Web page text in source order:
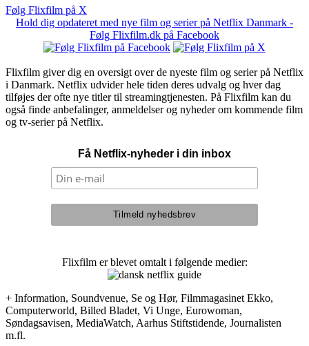
Følg Flixfilm på X
Hold dig opdateret med nye film og serier på Netflix Danmark -
Følg Flixfilm.dk på Facebook
Flixfilm giver dig en oversigt over de nyeste film og serier på Netflix
i Danmark. Netflix udvider hele tiden deres udvalg og hver dag
tilføjes der ofte nye titler til streamingtjenesten. På Flixfilm kan du
også finde anbefalinger, anmeldelser og nyheder om kommende film
og tv-serier på Netflix.
Få Netflix-nyheder i din inbox
Flixfilm er blevet omtalt i følgende medier:
+ Information, Soundvenue, Se og Hør, Filmmagasinet Ekko,
Computerworld, Billed Bladet, Vi Unge, Eurowoman,
Søndagsavisen, MediaWatch, Aarhus Stiftstidende, Journalisten
m.fl.